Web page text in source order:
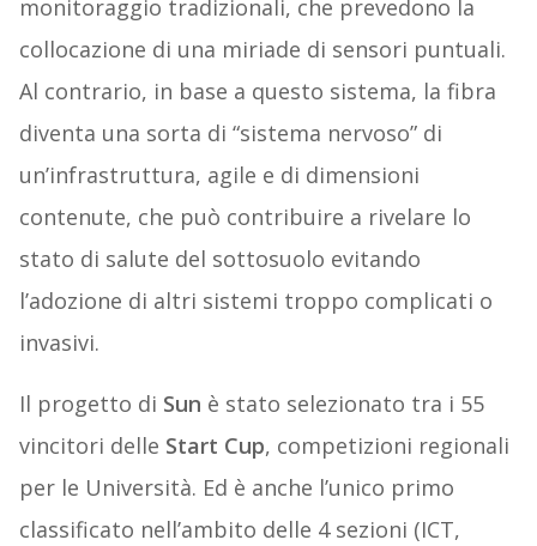
monitoraggio tradizionali, che prevedono la
collocazione di una miriade di sensori puntuali.
Al contrario, in base a questo sistema, la fibra
diventa una sorta di “sistema nervoso” di
un’infrastruttura, agile e di dimensioni
contenute, che può contribuire a rivelare lo
stato di salute del sottosuolo evitando
l’adozione di altri sistemi troppo complicati o
invasivi.
Il progetto di Sun è stato selezionato tra i 55
vincitori delle Start Cup, competizioni regionali
per le Università. Ed è anche l’unico primo
classificato nell’ambito delle 4 sezioni (ICT,